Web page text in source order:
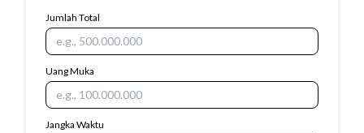
Jumlah Total
Uang Muka
Jangka Waktu